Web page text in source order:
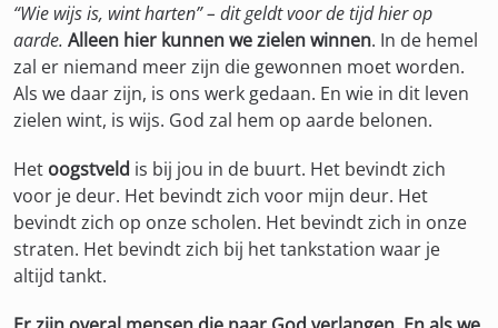
“Wie wijs is, wint harten” – dit geldt voor de tijd hier op
aarde. Alleen hier kunnen we zielen winnen. In de hemel
zal er niemand meer zijn die gewonnen moet worden.
Als we daar zijn, is ons werk gedaan. En wie in dit leven
zielen wint, is wijs. God zal hem op aarde belonen.
Het oogstveld is bij jou in de buurt. Het bevindt zich
voor je deur. Het bevindt zich voor mijn deur. Het
bevindt zich op onze scholen. Het bevindt zich in onze
straten. Het bevindt zich bij het tankstation waar je
altijd tankt.